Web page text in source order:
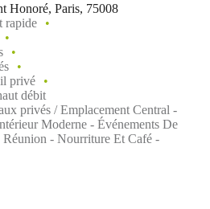
Honoré, Paris, 75008
rapide
privé
débit
privés / Emplacement Central -
Moderne - Événements De
Réunion - Nourriture Et Café -